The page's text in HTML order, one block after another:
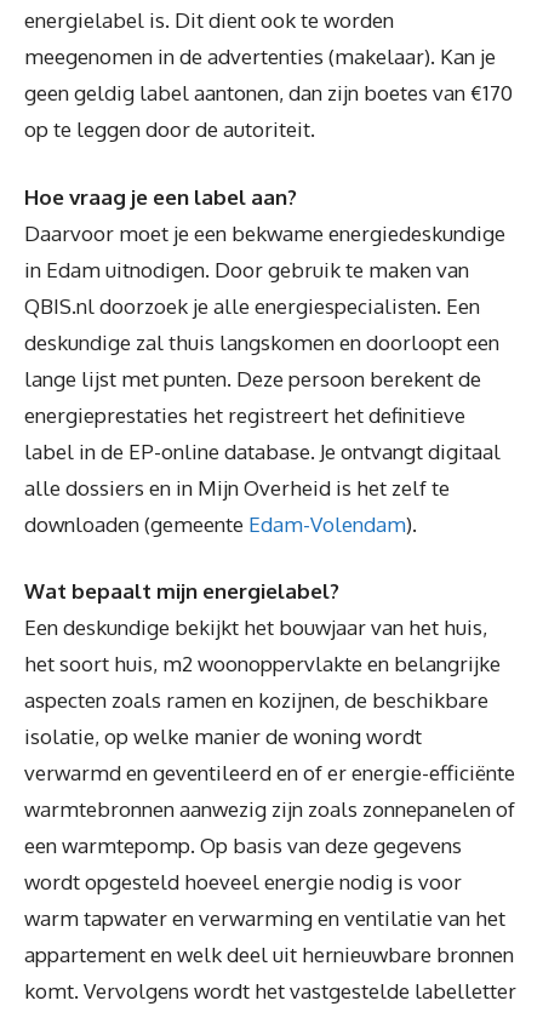
energielabel is. Dit dient ook te worden
meegenomen in de advertenties (makelaar). Kan je
geen geldig label aantonen, dan zijn boetes van €170
op te leggen door de autoriteit.
Hoe vraag je een label aan?
Daarvoor moet je een bekwame energiedeskundige
in Edam uitnodigen. Door gebruik te maken van
QBIS.nl doorzoek je alle energiespecialisten. Een
deskundige zal thuis langskomen en doorloopt een
lange lijst met punten. Deze persoon berekent de
energieprestaties het registreert het definitieve
label in de EP-online database. Je ontvangt digitaal
alle dossiers en in Mijn Overheid is het zelf te
downloaden (gemeente Edam-Volendam).
Wat bepaalt mijn energielabel?
Een deskundige bekijkt het bouwjaar van het huis,
het soort huis, m2 woonoppervlakte en belangrijke
aspecten zoals ramen en kozijnen, de beschikbare
isolatie, op welke manier de woning wordt
verwarmd en geventileerd en of er energie-efficiënte
warmtebronnen aanwezig zijn zoals zonnepanelen of
een warmtepomp. Op basis van deze gegevens
wordt opgesteld hoeveel energie nodig is voor
warm tapwater en verwarming en ventilatie van het
appartement en welk deel uit hernieuwbare bronnen
komt. Vervolgens wordt het vastgestelde labelletter